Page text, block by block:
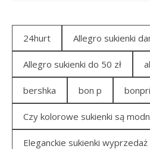
24hurt Allegro sukienki
Allegro sukienki do 50 zł
bershka bon p
Czy kolorowe sukienki są
Eleganckie sukienki wyprzedaż